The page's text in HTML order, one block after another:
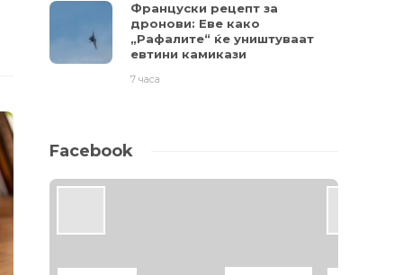
Француски рецепт за
дронови: Еве како
„Рафалите“ ќе уништуваат
евтини камикази
7 часа
Facebook